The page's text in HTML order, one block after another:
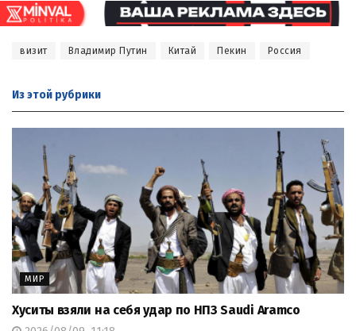
визит Владимир Путин Китай Пекин Россия
Из этой рубрики
МИР
Хуситы взяли на себя удар по НПЗ Saudi Aramco